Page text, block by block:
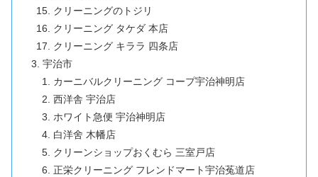
クリーニングのトジリ
クリーニング タケダ 本店
クリーニング キララ 四条店
宇治市
カーニバルクリーニング コープ宇治神明店
西洋舎 宇治店
ホワイト急便 宇治神明店
白洋舍 木幡店
クリーンショップおくむら 三室戸店
正栄クリーニング フレンドマート宇治菟道店